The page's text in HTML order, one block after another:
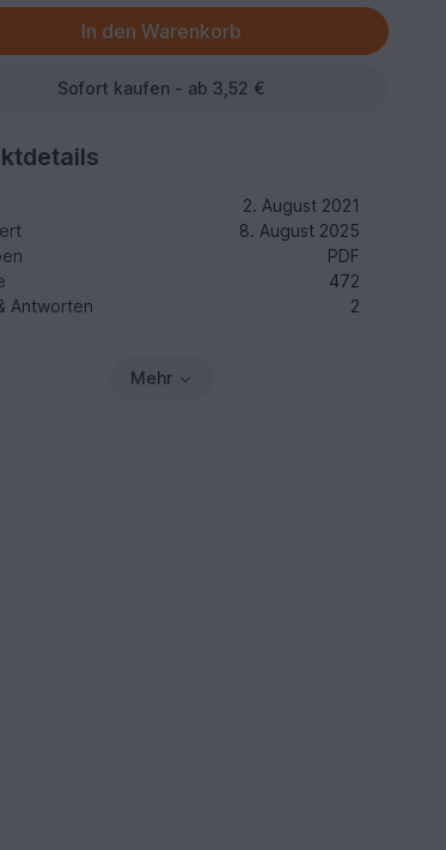
Sofort kaufen - ab 3,52 €
2. August 2021
8. August 2025
PDF
472
Antworten
2
Mehr